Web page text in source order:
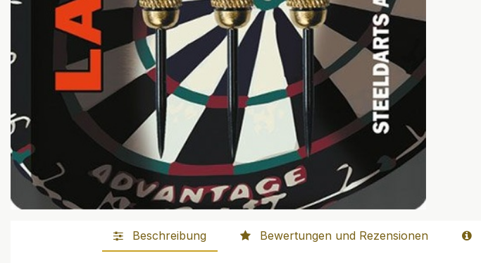
Beschreibung Bewertungen und Rezensionen